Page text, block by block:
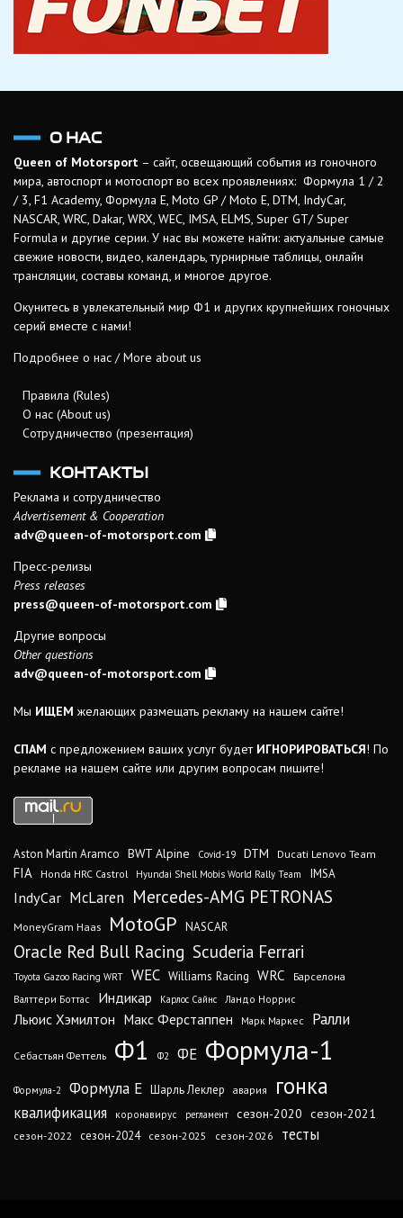
О НАС
Queen of Motorsport – сайт, освещающий события из гоночного
мира, автоспорт и мотоспорт во всех проявлениях: Формула 1 / 2
/ 3, F1 Academy, Формула Е, Moto GP / Moto E, DTM, IndyCar,
NASCAR, WRC, Dakar, WRX, WEC, IMSA, ELMS, Super GT/ Super
Formula и другие серии. У нас вы можете найти: актуальные самые
свежие новости, видео, календарь, турнирные таблицы, онлайн
трансляции, составы команд, и многое другое.
Окунитесь в увлекательный мир Ф1 и других крупнейших гоночных
серий вместе с нами!
Подробнее о нас / More about us
Правила (Rules)
О нас (About us)
Сотрудничество (презентация)
КОНТАКТЫ
Реклама и сотрудничество
Advertisement & Cooperation
adv@queen-of-motorsport.com
Пресс-релизы
Press releases
press@queen-of-motorsport.com
Другие вопросы
Other questions
adv@queen-of-motorsport.com
Мы ИЩЕМ желающих размещать рекламу на нашем сайте!
СПАМ с предложением ваших услуг будет ИГНОРИРОВАТЬСЯ! По
рекламе на нашем сайте или другим вопросам пишите!
Aston Martin Aramco BWT Alpine Covid-19 DTM Ducati Lenovo Team
FIA Honda HRC Castrol Hyundai Shell Mobis World Rally Team IMSA
IndyCar McLaren Mercedes-AMG PETRONAS
MoneyGram Haas MotoGP NASCAR
Oracle Red Bull Racing Scuderia Ferrari
Toyota Gazoo Racing WRT WEC Williams Racing WRC
Барселона
Валттери Боттас
Индикар Карлос Сайнс Ландо Норрис
Льюис Хэмилтон Макс Ферстаппен Марк Маркес Ралли
Себастьян Феттель Ф1 Ф2 ФЕ Формула-1
Формула-2 Формула Е Шарль Леклер авария гонка
квалификация коронавирус регламент сезон-2020 сезон-2021
сезон-2022 сезон-2024 сезон-2025 сезон-2026 тесты